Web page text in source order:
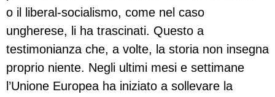
o il liberal-socialismo, come nel caso
ungherese, li ha trascinati. Questo a
testimonianza che, a volte, la storia non insegna
proprio niente. Negli ultimi mesi e settimane
l’Unione Europea ha iniziato a sollevare la